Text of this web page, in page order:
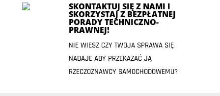
SKONTAKTUJ SIĘ Z NAMI I
SKORZYSTAJ Z BEZPŁATNEJ
PORADY TECHNICZNO-
PRAWNEJ!
NIE WIESZ CZY TWOJA SPRAWA SIĘ
NADAJE ABY PRZEKAZAĆ JĄ
RZECZOZNAWCY SAMOCHODOWEMU?